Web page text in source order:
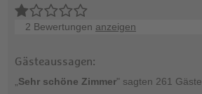
2 Bewertungen anzeigen
Gästeaussagen:
Sehr schöne Zimmer" sagten 261 Gäste